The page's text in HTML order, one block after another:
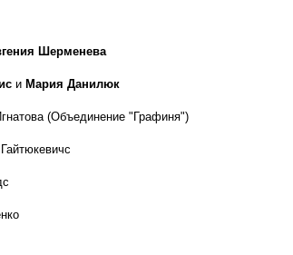
Шерменева
и Мария Данилюк
(Объединение "Графиня")